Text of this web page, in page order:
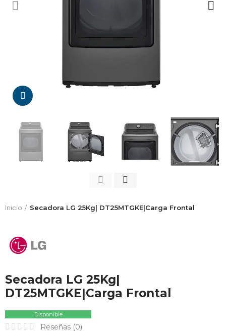
Inicio Secadora LG 25Kg| DT25MTGKE|Carga Frontal
Secadora LG 25Kg|
DT25MTGKE|Carga Frontal
Disponible
Reseñas (0)